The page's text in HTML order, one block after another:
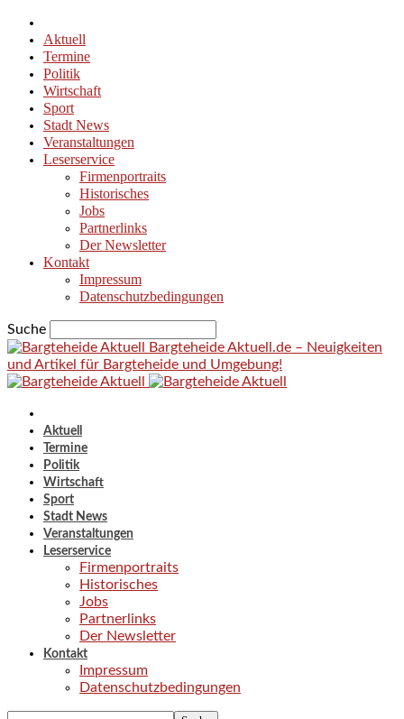
Aktuell
Termine
Politik
Wirtschaft
Sport
Stadt News
Veranstaltungen
Leserservice
Firmenportraits
Historisches
Jobs
Partnerlinks
Der Newsletter
Kontakt
Impressum
Datenschutzbedingungen
Suche
Bargteheide Aktuell.de – Neuigkeiten
und Artikel für Bargteheide und Umgebung!
Aktuell
Termine
Politik
Wirtschaft
Sport
Stadt News
Veranstaltungen
Leserservice
Firmenportraits
Historisches
Jobs
Partnerlinks
Der Newsletter
Kontakt
Impressum
Datenschutzbedingungen